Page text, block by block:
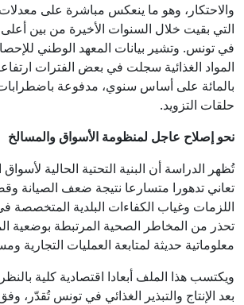
والاحتكار، وهو ما ينعكس مباشرة على
التي بقيت خلال السنوات الأخيرة من بين
في تونس. وتشير بيانات المعهد الوطني
بالمائة على أساس سنوي، مدفوعة باضطرابات
حلقات التزويد.
نحو إصلاح عاجل لمنظومة الأسواق والمسالخ
تُظهر الدراسة أن البنية التحتية الحالية
تعاني تدهورا متسارعا نتيجة ضعف الصيانة
اللزمات وغياب الكفاءات البلدية المتخصصة
تحذر من المخاطر الصحية المرتبطة بوضعية
معلوماتية حديثة لمتابعة العمليات التجارية
ويكتسب هذا الملف أبعادا اقتصادية كلية
بعد الإنتاج والتبذير الغذائي في تونس تُقدّر،